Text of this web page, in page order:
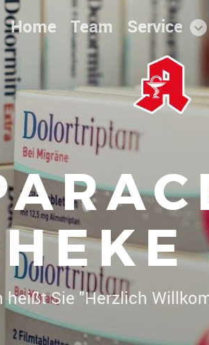
Home Team Service
Dr. Christoph Herrmann